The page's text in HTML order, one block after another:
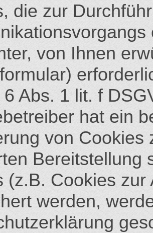
die zur
von Ihnen
Abs. 1 lit. f
hat ein
von
Bereitstellung
(z.B. Cookies
werden,